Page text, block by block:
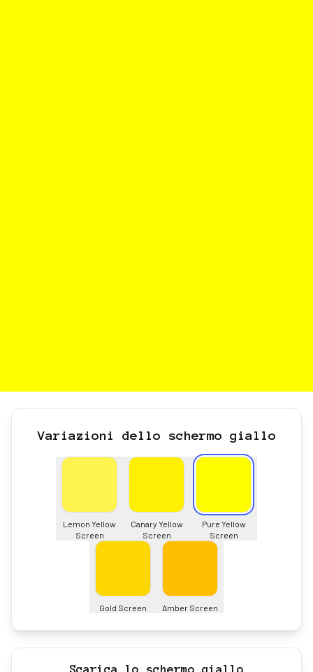
Variazioni dello schermo giallo
Lemon Yellow
Screen
Canary Yellow
Screen
Pure Yellow
Screen
Gold Screen Amber Screen
Scarica lo schermo giallo